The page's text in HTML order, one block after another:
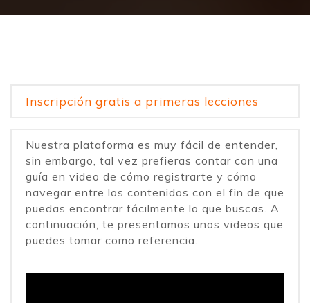
Inscripción gratis a primeras lecciones
Nuestra plataforma es muy fácil de entender,
sin embargo, tal vez prefieras contar con una
guía en video de cómo registrarte y cómo
navegar entre los contenidos con el fin de que
puedas encontrar fácilmente lo que buscas. A
continuación, te presentamos unos videos que
puedes tomar como referencia.